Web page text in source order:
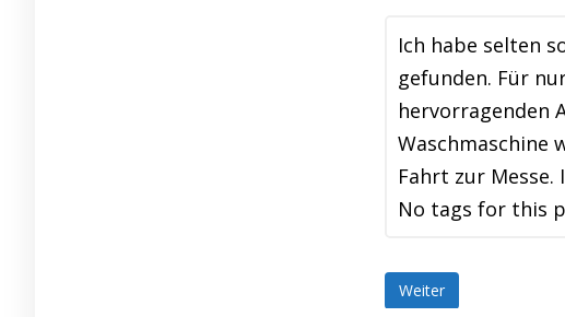
Ich habe selten
gefunden. Für
hervorragenden
Waschmaschine
Fahrt zur
No tags for this
Weiter